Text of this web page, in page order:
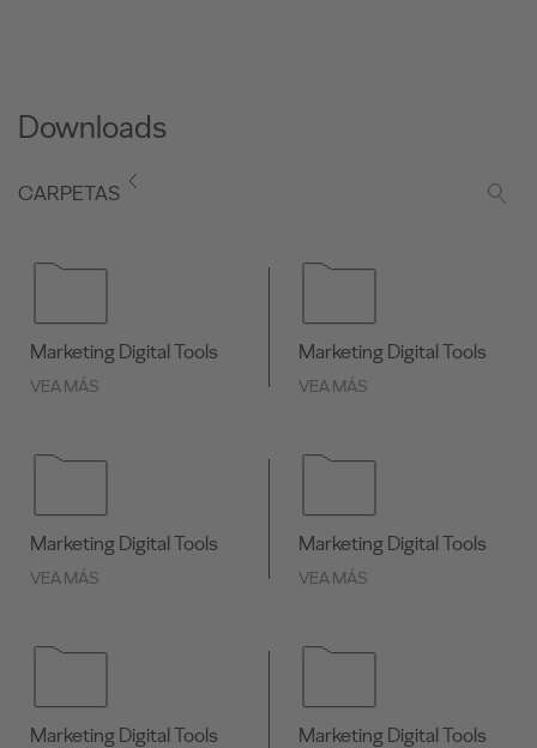
Downloads
CARPETAS
Marketing Digital Tools
VEA MÁS
Marketing Digital Tools
VEA MÁS
Marketing Digital Tools
VEA MÁS
Marketing Digital Tools
VEA MÁS
Marketing Digital Tools Marketing Digital Tools